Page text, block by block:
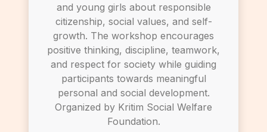
and young girls about responsible
citizenship, social values, and self-
growth. The workshop encourages
positive thinking, discipline, teamwork,
and respect for society while guiding
participants towards meaningful
personal and social development.
Organized by Kritim Social Welfare
Foundation.